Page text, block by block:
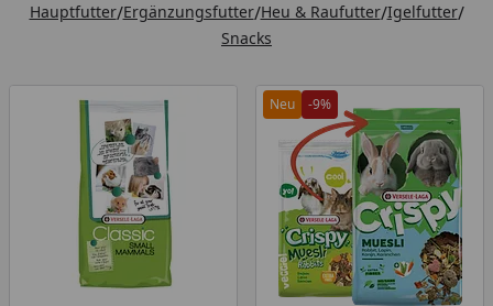
Hauptfutter/Ergänzungsfutter/Heu & Raufutter/Igelfutter/
Snacks
Neu -9%